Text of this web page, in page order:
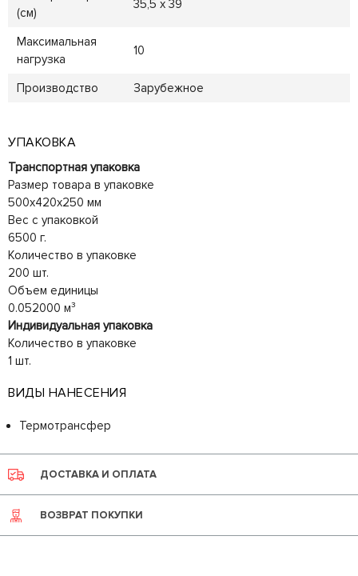
(см)
35,5 x 39
Максимальная
нагрузка
10
Производство Зарубежное
УПАКОВКА
Транспортная упаковка
Размер товара в упаковке
500x420x250 мм
Вес с упаковкой
6500 г.
Количество в упаковке
200 шт.
Объем единицы
0.052000 м³
Индивидуальная упаковка
Количество в упаковке
1 шт.
ВИДЫ НАНЕСЕНИЯ
Термотрансфер
ДОСТАВКА И ОПЛАТА
ВОЗВРАТ ПОКУПКИ